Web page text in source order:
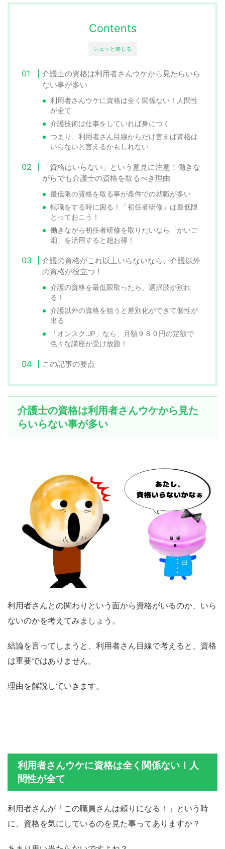
シュッと閉じる
Contents
介護士の資格は利用者さんウケから見たらいら
ない事が多い
利用者さんウケに資格は全く関係ない！人間性
が全て
介護技術は仕事をしていれば身につく
つまり、利用者さん目線からだけ言えば資格は
いらないと言えるかもしれない
「資格はいらない」という意見に注意！働きな
がらでも介護士の資格を取るべき理由
最低限の資格を取る事が条件での就職が多い
転職をする時に困る！「初任者研修」は最低限
とっておこう！
働きながら初任者研修を取りたいなら「かいご
畑」を活用すると超お得！
介護の資格がこれ以上いらないなら、介護以外
の資格が役立つ！
介護の資格を最低限取ったら、選択肢が別れ
る！
介護以外の資格を狙うと差別化ができて個性が
出る
「オンスク.JP」なら、月額９８０円の定額で
色々な講座が受け放題！
この記事の要点
介護士の資格は利用者さんウケから見た
らいらない事が多い
利用者さんとの関わりという面から資格がいるのか、いら
ないのかを考えてみましょう。
結論を言ってしまうと、利用者さん目線で考えると、資格
は重要ではありません。
理由を解説していきます。
利用者さんウケに資格は全く関係ない！人
間性が全て
利用者さんが「この職員さんは頼りになる！」という時
に、資格を気にしているのを見た事ってありますか？